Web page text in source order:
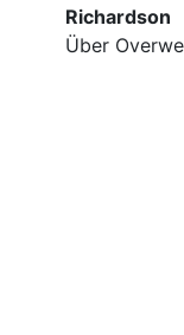
Richardson
Über